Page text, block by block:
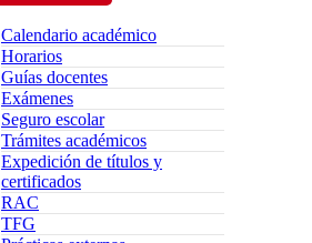
Calendario académico
Horarios
Guías docentes
Exámenes
Seguro escolar
Trámites académicos
Expedición de títulos y
certificados
RAC
TFG